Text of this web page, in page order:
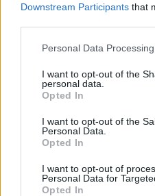
Downstream Participants that
Personal Data
I want to opt-out of the
personal data.
Opted In
I want to opt-out of the
Personal Data.
Opted In
I want to opt-out of
Personal Data for
Opted In